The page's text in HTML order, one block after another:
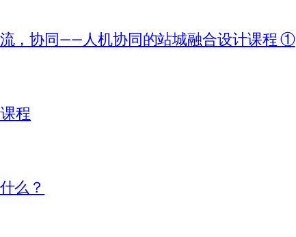
，协同——人机协同的站城融合设计课程 ①
程
么？